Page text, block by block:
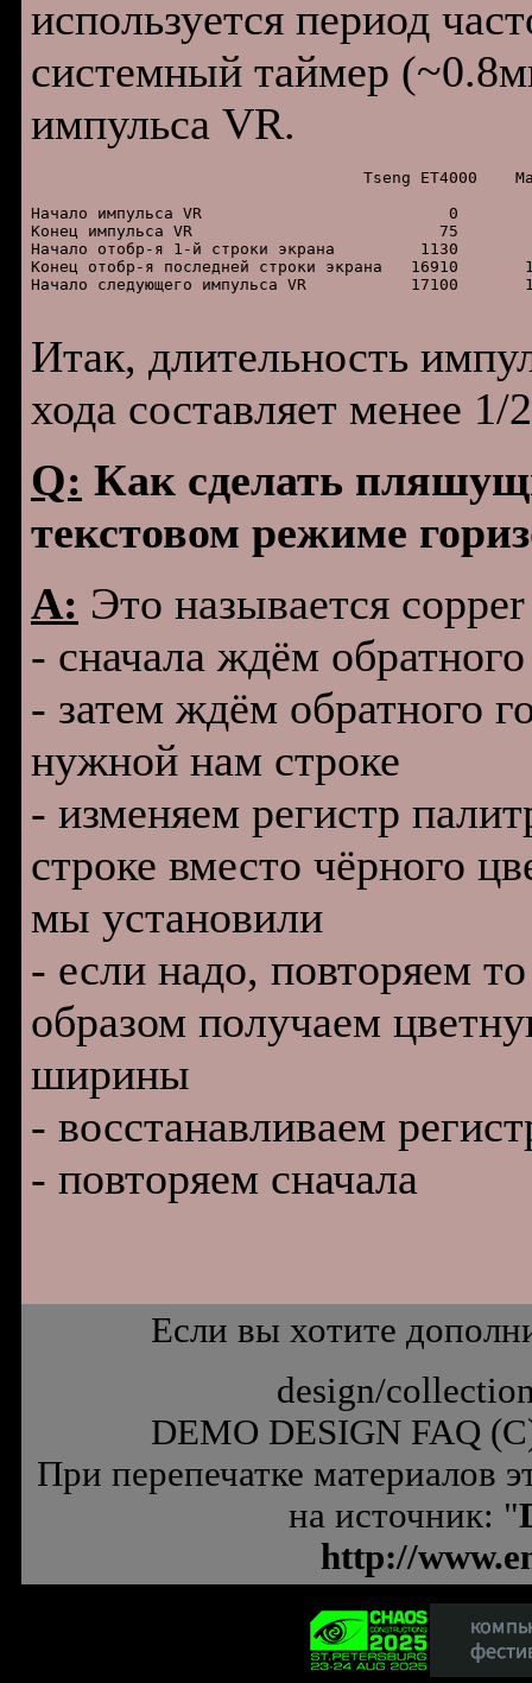
используется период
системный таймер
импульса VR.
Tseng ET4000
Hачало импульса VR                          0
Конец импульса VR                          75
Hачало отобр-я 1-й строки экрана         1130
Конец отобр-я последней строки экрана   16910
Hачало следующего импульса VR           17100
Итак, длительность
хода составляет менее
Q: Как сделать
текстовом режиме
A: Это называется
- сначала ждём
- затем ждём обpатного
нужной нам стpоке
- изменяем pегистp
стpоке вместо чёpного
мы установили
- если надо, повтоpяем
обpазом получаем
шиpины
- восстанавливаем
- повтоpяем сначала
Если вы хотите
design/
DEMO DESIGN FAQ
При перепечатке материалов
на источник: "
http://